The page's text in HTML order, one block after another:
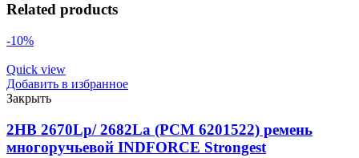
Related products
-10%
Quick view
Добавить в избранное
Закрыть
2HB 2670Lp/ 2682La (PCM 6201522) ремень
многоручьевой INDFORCE Strongest